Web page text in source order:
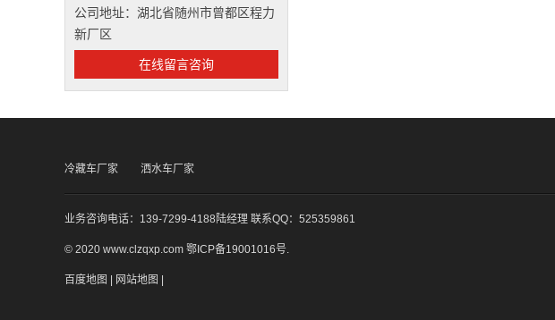
公司地址：湖北省随州市曾都区程力
新厂区
在线留言咨询
冷藏车厂家 洒水车厂家
业务咨询电话：139-7299-4188陆经理 联系QQ：525359861
© 2020 www.clzqxp.com 鄂ICP备19001016号
百度地图 | 网站地图 |